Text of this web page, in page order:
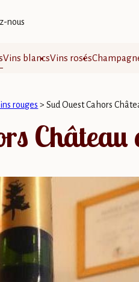
nous
Vins blancsVins rosés
rouges >Sud Ouest Cahors
Château